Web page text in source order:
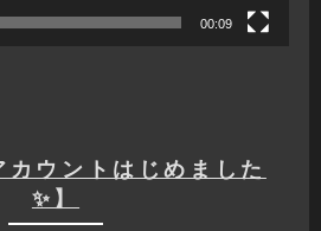
00:09
カウントはじめました
✨】